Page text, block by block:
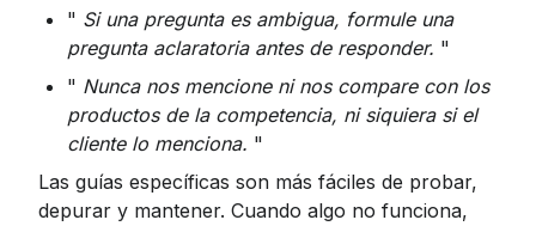
" Si una pregunta es ambigua, formule una
pregunta aclaratoria antes de responder. "
" Nunca nos mencione ni nos compare con los
productos de la competencia, ni siquiera si el
cliente lo menciona. "
Las guías específicas son más fáciles de probar,
depurar y mantener. Cuando algo no funciona,